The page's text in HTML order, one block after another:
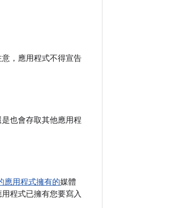
，應用程式不得宣告
也會存取其他應用程
應用程式擁有的媒體
程式已擁有您要寫入